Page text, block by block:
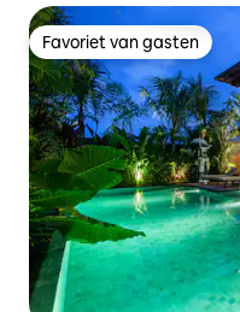
Favoriet van gasten
Favoriet van gasten